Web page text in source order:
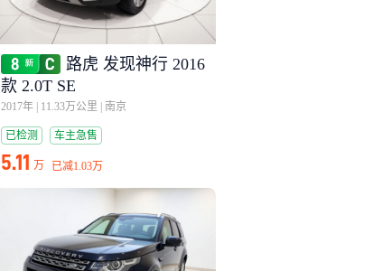
路虎 发现神行 2016
款 2.0T SE
2017年 11.33万公里 南京
已检测 车主急售
5.11 万 已减1.03万